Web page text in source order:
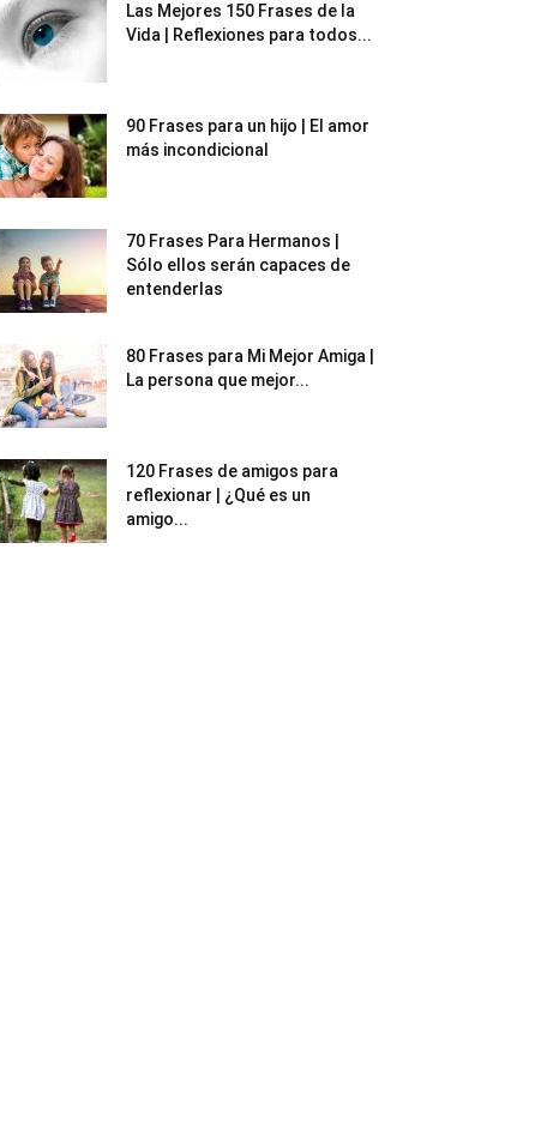
Las Mejores 150 Frases de la
Vida | Reflexiones para todos...
90 Frases para un hijo | El amor
más incondicional
70 Frases Para Hermanos |
Sólo ellos serán capaces de
entenderlas
80 Frases para Mi Mejor Amiga |
La persona que mejor...
120 Frases de amigos para
reflexionar | ¿Qué es un
amigo...